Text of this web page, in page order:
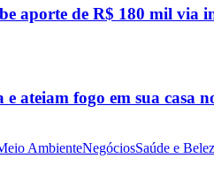
aporte de R$ 180 mil via
ateiam fogo em sua casa
AmbienteNegóciosSaúde e